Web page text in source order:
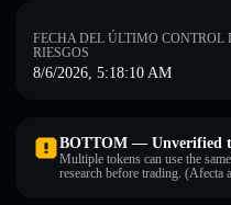
FECHA DEL ÚLTIMO CONTROL
RIESGOS
8/6/2026, 5:18:10 AM
BOTTOM — Unverified
Multiple tokens can use the
research before trading. (Afecta